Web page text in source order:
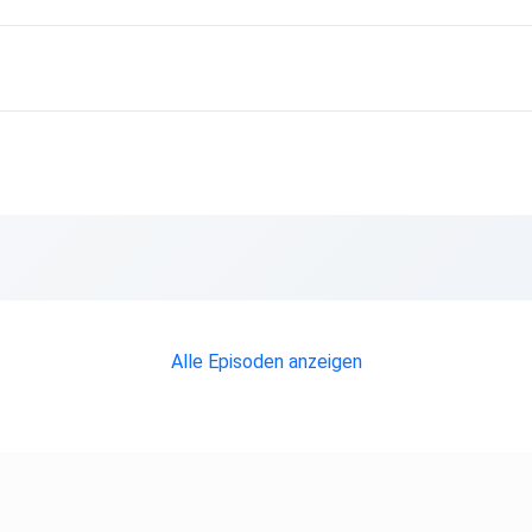
Alle Episoden anzeigen